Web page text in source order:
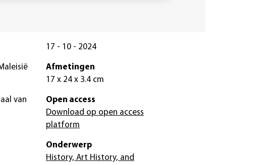
van
17 - 10 - 2024
Afmetingen
17 x 24 x 3.4 cm
Open access
Download op open access
platform
Onderwerp
History, Art History, and